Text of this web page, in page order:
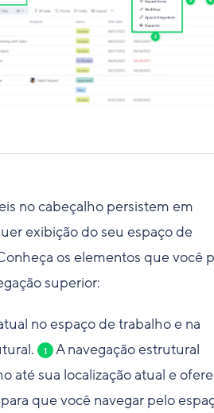
no cabeçalho persistem em
exibição do seu espaço de
os elementos que você
superior:
no espaço de trabalho e na
1
A navegação estrutural
até sua localização atual e
que você navegar pelo